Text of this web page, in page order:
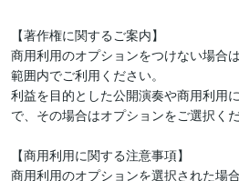
【著作権に関するご案内】
商用利用のオプションをつけない場合
範囲内でご利用ください。
利益を目的とした公開演奏や商用利用
で、その場合はオプションをご選択くだ
【商用利用に関する注意事項】
商用利用のオプションを選択された場